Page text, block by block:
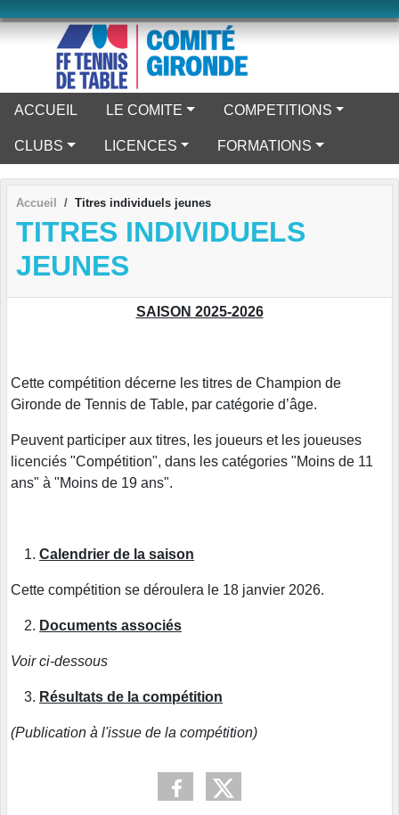
ACCUEIL LE COMITE COMPETITIONS
CLUBS LICENCES FORMATIONS
Accueil Titres individuels jeunes
TITRES INDIVIDUELS
JEUNES
SAISON 2025-2026
Cette compétition décerne les titres de Champion de
Gironde de Tennis de Table, par catégorie d’âge.
Peuvent participer aux titres, les joueurs et les joueuses
licenciés "Compétition", dans les catégories "Moins de 11
ans" à "Moins de 19 ans".
Calendrier de la saison
Cette compétition se déroulera le 18 janvier 2026.
Documents associés
Voir ci-dessous
Résultats de la compétition
(Publication à l'issue de la compétition)